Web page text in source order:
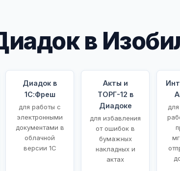
в
Диадок в
1С:Фреш
для работы с
электронными
документами в
облачной
версии 1С
Акты и
ТОРГ-12 в
Диадоке
для избавления
от ошибок в
бумажных
накладных и
актах